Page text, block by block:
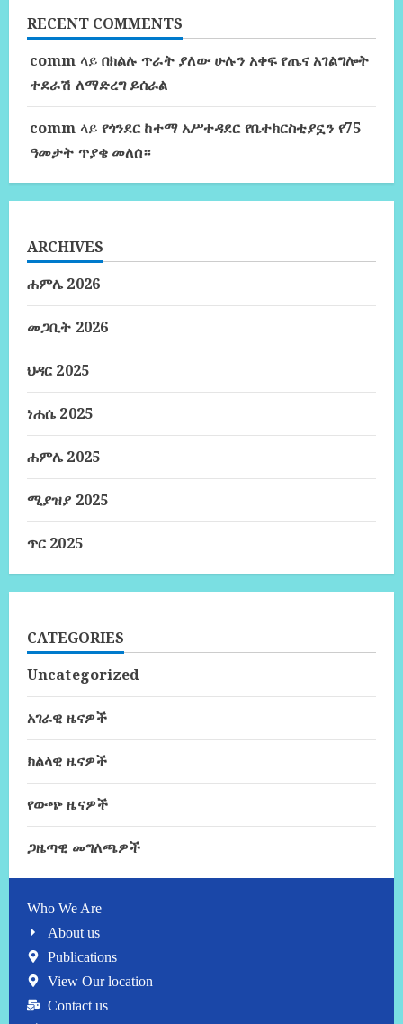
RECENT COMMENTS
comm ላይ በክልሉ ጥራት ያለው ሁሉን አቀፍ የጤና አገልግሎት
ተደራሽ ለማድረግ ይሰራል
comm ላይ የጎንደር ከተማ አሥተዳደር የቤተክርስቲያኗን የ75
ዓመታት ጥያቄ መለሰ።
ARCHIVES
ሐምሌ 2026
መጋቢት 2026
ህዳር 2025
ነሐሴ 2025
ሐምሌ 2025
ሚያዝያ 2025
ጥር 2025
CATEGORIES
Uncategorized
አገራዊ ዜናዎች
ክልላዊ ዜናዎች
የውጭ ዜናዎች
ጋዜጣዊ መግለጫዎች
Who We Are
About us
Publications
View Our location
Contact us